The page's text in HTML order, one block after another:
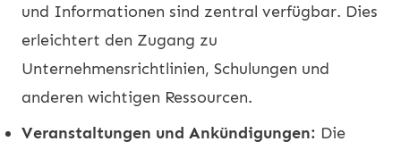
und Informationen sind zentral verfügbar. Dies
erleichtert den Zugang zu
Unternehmensrichtlinien, Schulungen und
anderen wichtigen Ressourcen.
Veranstaltungen und Ankündigungen: Die